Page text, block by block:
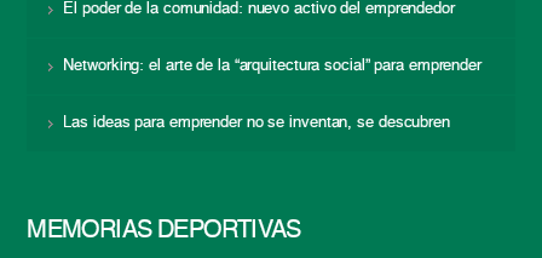
El poder de la comunidad: nuevo activo del emprendedor
Networking: el arte de la “arquitectura social” para emprender
Las ideas para emprender no se inventan, se descubren
MEMORIAS DEPORTIVAS